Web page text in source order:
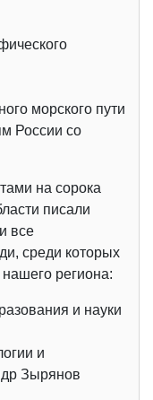
морского пути
России со
на сорока
писали
все
среди которых
региона:
и науки
и
Зырянов